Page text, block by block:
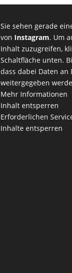
Sie sehen gerade
von Instagram. Um
Inhalt zuzugreifen,
Schaltfläche unten.
dass dabei Daten
weitergegeben
Mehr Informationen
Inhalt entsperren
Erforderlichen
Inhalte entsperren